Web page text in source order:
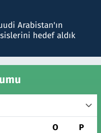
Arabistan'ın
hedef aldık
O P